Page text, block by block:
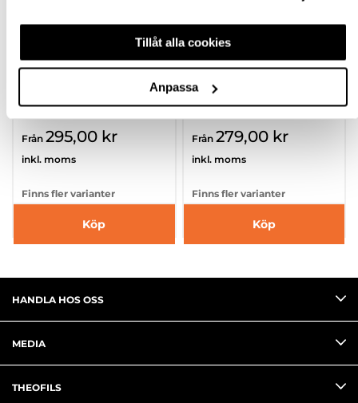
Tillåt alla cookies
Anpassa
TOALETTPAPPERSHÅL
LARE TOULON
hp-112870
Från 295,00 kr
inkl. moms
Finns fler varianter
Köp
TOALETTPAPPERSHÅL
LARE TOURS
hp-112869
Från 279,00 kr
inkl. moms
Finns fler varianter
Köp
HANDLA HOS OSS
MEDIA
THEOFILS